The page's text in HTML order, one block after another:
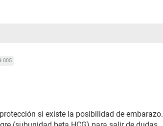
si existe la posibilidad de embarazo.